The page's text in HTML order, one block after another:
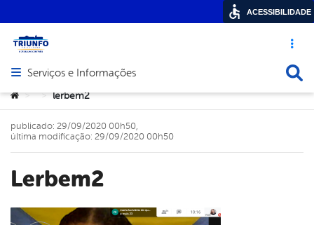
Acesso
Abrir menu principal de navegação
Serviços e Informações
Você está aqui:
> > lerbem2
lerbem2
publicado: 29/09/2020 00h50,
última modificação: 29/09/2020 00h50
ACESSIBILIDADE